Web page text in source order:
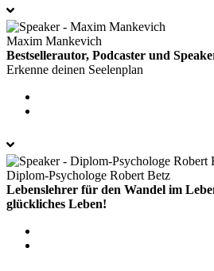
Maxim Mankevich
Bestsellerautor, Podcaster und
Erkenne deinen Seelenplan
Diplom-Psychologe Robert Betz
Lebenslehrer für den Wandel im
glückliches Leben!